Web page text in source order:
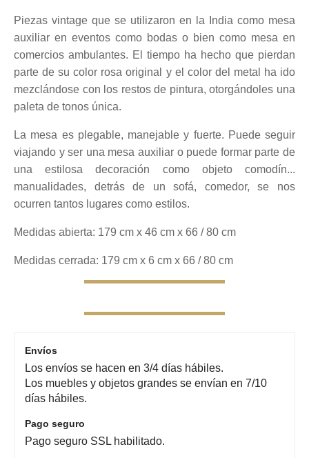
de
precios:
desde
300,00€
hasta
345,00€
Piezas vintage que se utilizaron en la India como mesa
auxiliar en eventos como bodas o bien como mesa en
comercios ambulantes. El tiempo ha hecho que pierdan
parte de su color rosa original y el color del metal ha ido
mezclándose con los restos de pintura, otorgándoles una
paleta de tonos única.
La mesa es plegable, manejable y fuerte. Puede seguir
viajando y ser una mesa auxiliar o puede formar parte de
una estilosa decoración como objeto comodín...
manualidades, detrás de un sofá, comedor, se nos
ocurren tantos lugares como estilos.
Medidas abierta: 179 cm x 46 cm x 66 / 80 cm
Medidas cerrada: 179 cm x 6 cm x 66 / 80 cm
Envíos
Los envíos se hacen en 3/4 días hábiles.
Los muebles y objetos grandes se envían en 7/10
días hábiles.
Pago seguro
Pago seguro SSL habilitado.